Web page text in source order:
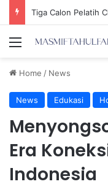
Menu
Home / News
News Edukasi
Era
Indonesia